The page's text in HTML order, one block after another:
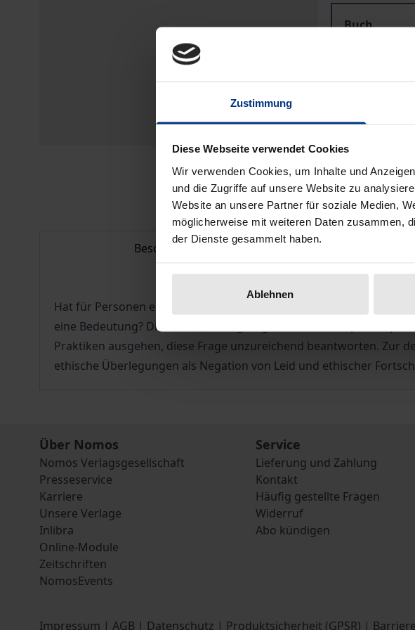
Zustimmung
Diese Webseite verwendet Cookies
Wir verwenden Cookies, um Inhalte und
und die Zugriffe auf unsere Website zu
Website an unsere Partner für soziale Medien,
möglicherweise mit weiteren Daten zusammen,
der Dienste gesammelt haben.
Ablehnen
Buch
Preisangaben
Hinweise zu
Beschreibung
Hat für Personen eine ethische Auseinandersetzung mit ihrem
eine Bedeutung? Diese Abhandlung zeigt, dass Ansätze
Praktiken ausgehen, diese Frage unzureichend beantworten. Zur
ethische Überlegungen als Negation von Leid und ethischer
Über Nomos
Nomos Verlagsgesellschaft
Presseservice
Karriere
Unsere Verlage
Inlibra
Online-Module
Zeitschriften
NomosEvents
Service
Lieferung und Zahlung
Kontakt
Häufig gestellte Fragen
Widerruf
Abo kündigen
Impressum | AGB | Datenschutz | Produktsicherheit (GPSR) |